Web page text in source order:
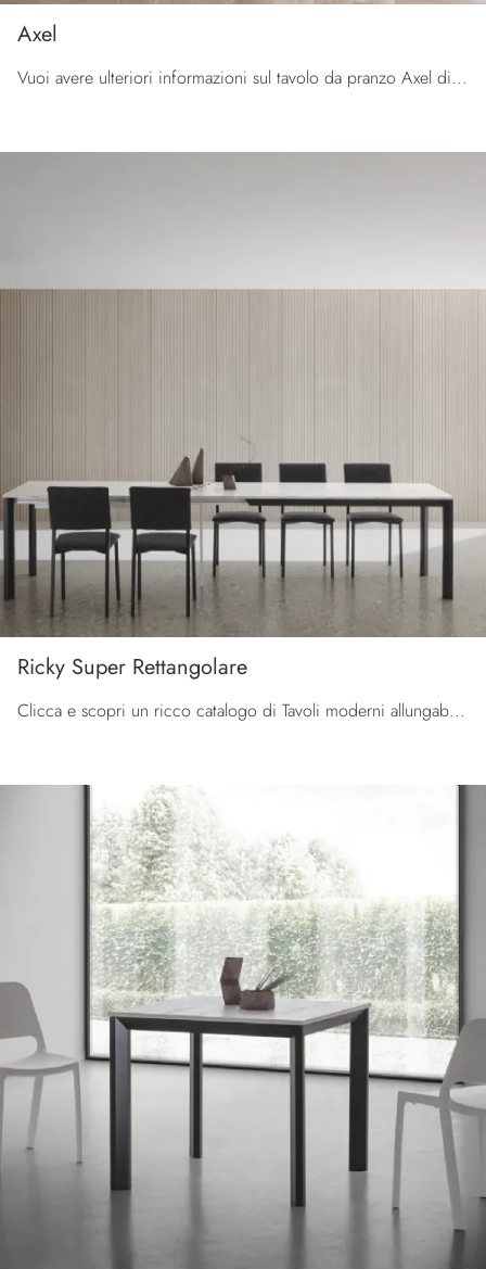
Axel
Vuoi avere ulteriori informazioni sul tavolo da pranzo Axel di La Primavera? Clicca e ottieni informazioni sui modelli allungabili della firma.
Ricky Super Rettangolare
Clicca e scopri un ricco catalogo di Tavoli moderni allungabili da pranzo! Il modello Ricky Super Rettangolare di La Primavera ti attende.